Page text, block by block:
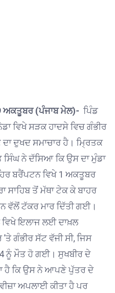
ਅਕਤੂਬਰ (ਪੰਜਾਬ ਮੇਲ)- ਪਿੰਡ
ਵਿਖੇ ਸੜਕ ਹਾਦਸੇ ਵਿਚ ਗੰਭੀਰ
ਦੁਖਦ ਸਮਾਚਾਰ ਹੈ। ਮ੍ਰਿਤਕ
ਸਿੰਘ ਨੇ ਦੱਸਿਆ ਕਿ ਉਸ ਦਾ ਮੁੰਡਾ
ਬਰੈਂਪਟਨ ਵਿਖੇ 1 ਅਕਤੂਬਰ
ਤੋਂ ਮੱਥਾ ਟੇਕ ਕੇ ਬਾਹਰ
ਵੱਲੋਂ ਟੱਕਰ ਮਾਰ ਦਿੱਤੀ ਗਈ।
ਇਲਾਜ ਲਈ ਦਾਖ਼ਲ
ਗੰਭੀਰ ਸੱਟ ਵੱਜੀ ਸੀ, ਜਿਸ
ਨੂੰ ਮੌਤ ਹੋ ਗਈ। ਸੁਖਬੀਰ ਦੇ
ਹੈ ਕਿ ਉਸ ਨੇ ਆਪਣੇ ਪੁੱਤਰ ਦੇ
ਅਪਲਾਈ ਕੀਤਾ ਹੈ ਪਰ